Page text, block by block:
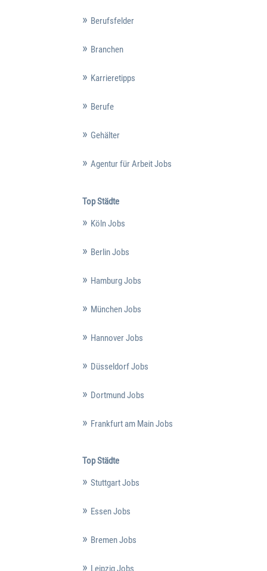
Berufsfelder
Branchen
Karrieretipps
Berufe
Gehälter
Agentur für Arbeit Jobs
Top Städte
Köln Jobs
Berlin Jobs
Hamburg Jobs
München Jobs
Hannover Jobs
Düsseldorf Jobs
Dortmund Jobs
Frankfurt am Main Jobs
Top Städte
Stuttgart Jobs
Essen Jobs
Bremen Jobs
Leipzig Jobs